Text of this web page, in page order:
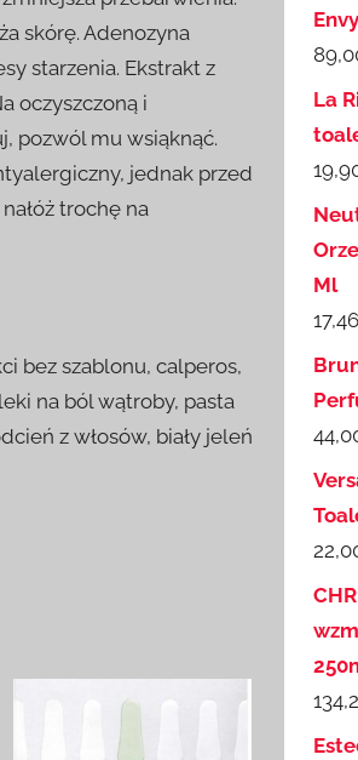
skórę. Adenozyna
starzenia. Ekstrakt z
oczyszczoną i
pozwól mu wsiąknąć.
jednak przed
trochę na
bez szablonu, calperos,
na ból wątroby, pasta
z włosów, biały jeleń
La
Ml